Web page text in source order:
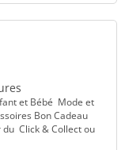
et Bébé Mode et
Bon Cadeau
Click & Collect ou